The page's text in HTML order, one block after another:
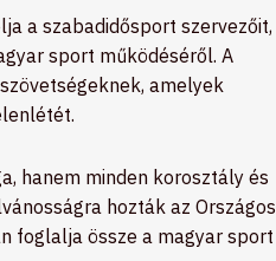
a szabadidősport szervezőit,
sport működéséről. A
amelyek
hanem minden korosztály és
hozták az Országos
foglalja össze a magyar sport